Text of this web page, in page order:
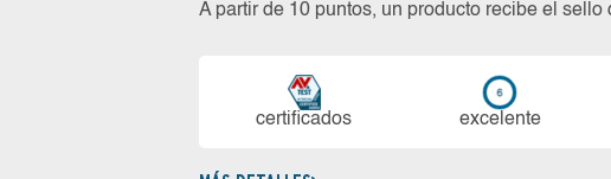
A partir de 10 puntos, un producto recibe el sello
certi­ficados ex­ce­len­te